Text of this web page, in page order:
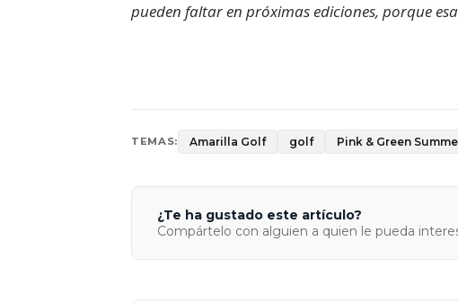
pueden faltar en próximas ediciones, porque
TEMAS: Amarilla Golf golf Pink & Green
¿Te ha gustado este artículo?
Compártelo con alguien a quien le pueda